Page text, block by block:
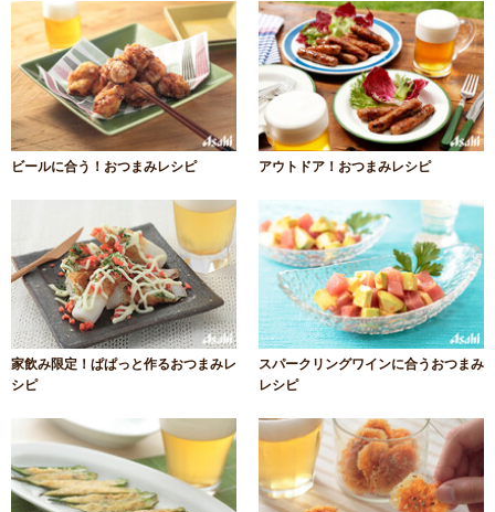
ビールに合う！おつまみレシピ アウトドア！おつまみレシピ
家飲み限定！ぱぱっと作るおつまみレ
シピ
スパークリングワインに合うおつまみ
レシピ